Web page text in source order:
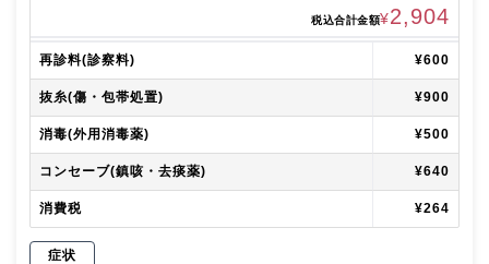
税込合計金額¥2,904
再診料(診察料) ¥600
抜糸(傷・包帯処置) ¥900
消毒(外用消毒薬) ¥500
コンセーブ(鎮咳・去痰薬) ¥640
消費税 ¥264
症状